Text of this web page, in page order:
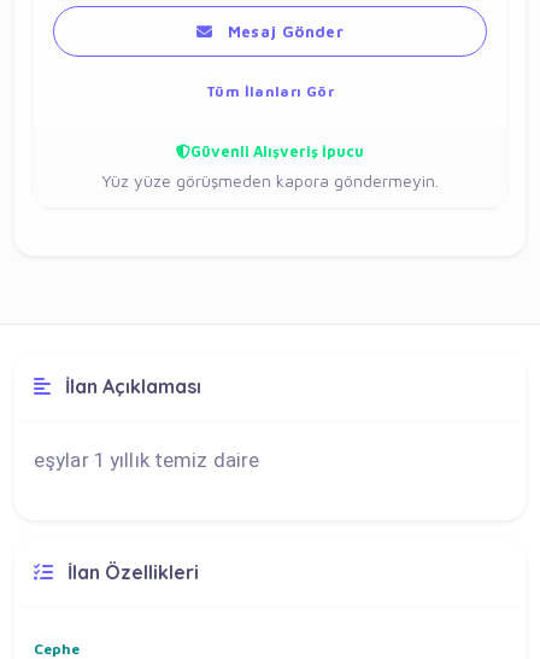
Mesaj Gönder
Tüm İlanları Gör
Güvenli Alışveriş İpucu
Yüz yüze görüşmeden kapora göndermeyin.
İlan Açıklaması
eşylar 1 yıllık temiz daire
İlan Özellikleri
Cephe